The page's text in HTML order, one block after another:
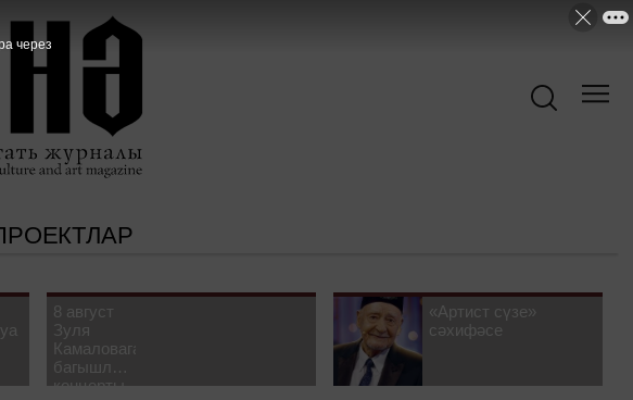
8 август
Зуля
Камаловага
багышлау
концерты
«Артист сүзе»
сәхифәсе
через